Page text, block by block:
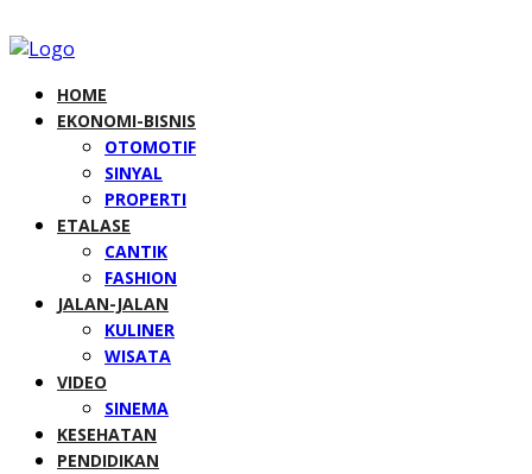
HOME
EKONOMI-BISNIS
OTOMOTIF
SINYAL
PROPERTI
ETALASE
CANTIK
FASHION
JALAN-JALAN
KULINER
WISATA
VIDEO
SINEMA
KESEHATAN
PENDIDIKAN